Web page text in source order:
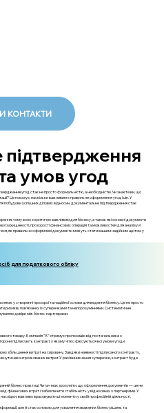
КОНТАКТИ
умов угод
угод стає не просто формальністю, а необхідністю. Чи знаєте ви, що
Це показує, наскільки важливим є правильне оформлення угод і цін. У
побудови успішних ділових відносин, документальне підтвердження стає
чому воно є критично важливим для бізнесу, а також які основні документи
захищеності, прозорості фінансових операцій та можливостей для аналізу й
як правильно оформлені документи можуть стати вашим надійним щитом у
для податкового обліку
у створенні прозорої та надійної основи для ведення бізнесу. Це не просто
ризиків, пов'язаних із суперечками та непорозуміннями. Систематичне
довіри між бізнес-партнерами.
товару. Компанія "А" отримує пропозицію від постачальника з
підписують контракт, у якому чітко фіксуються всі умови угоди.
збільшення витрат на сировину. Завдяки наявності підписаного контракту,
неконтрольованих витрат. У разі виникнення суперечки, контракт буде
бізнес-практиці. Читач має зрозуміти, що оформлення документів — це не
фінансових втрат і забезпечити стабільність у відносинах з партнерами. У
важливо враховувати ці моменти у своїй професійній діяльності.
але й стає основою для ухвалення зважених бізнес-рішень та